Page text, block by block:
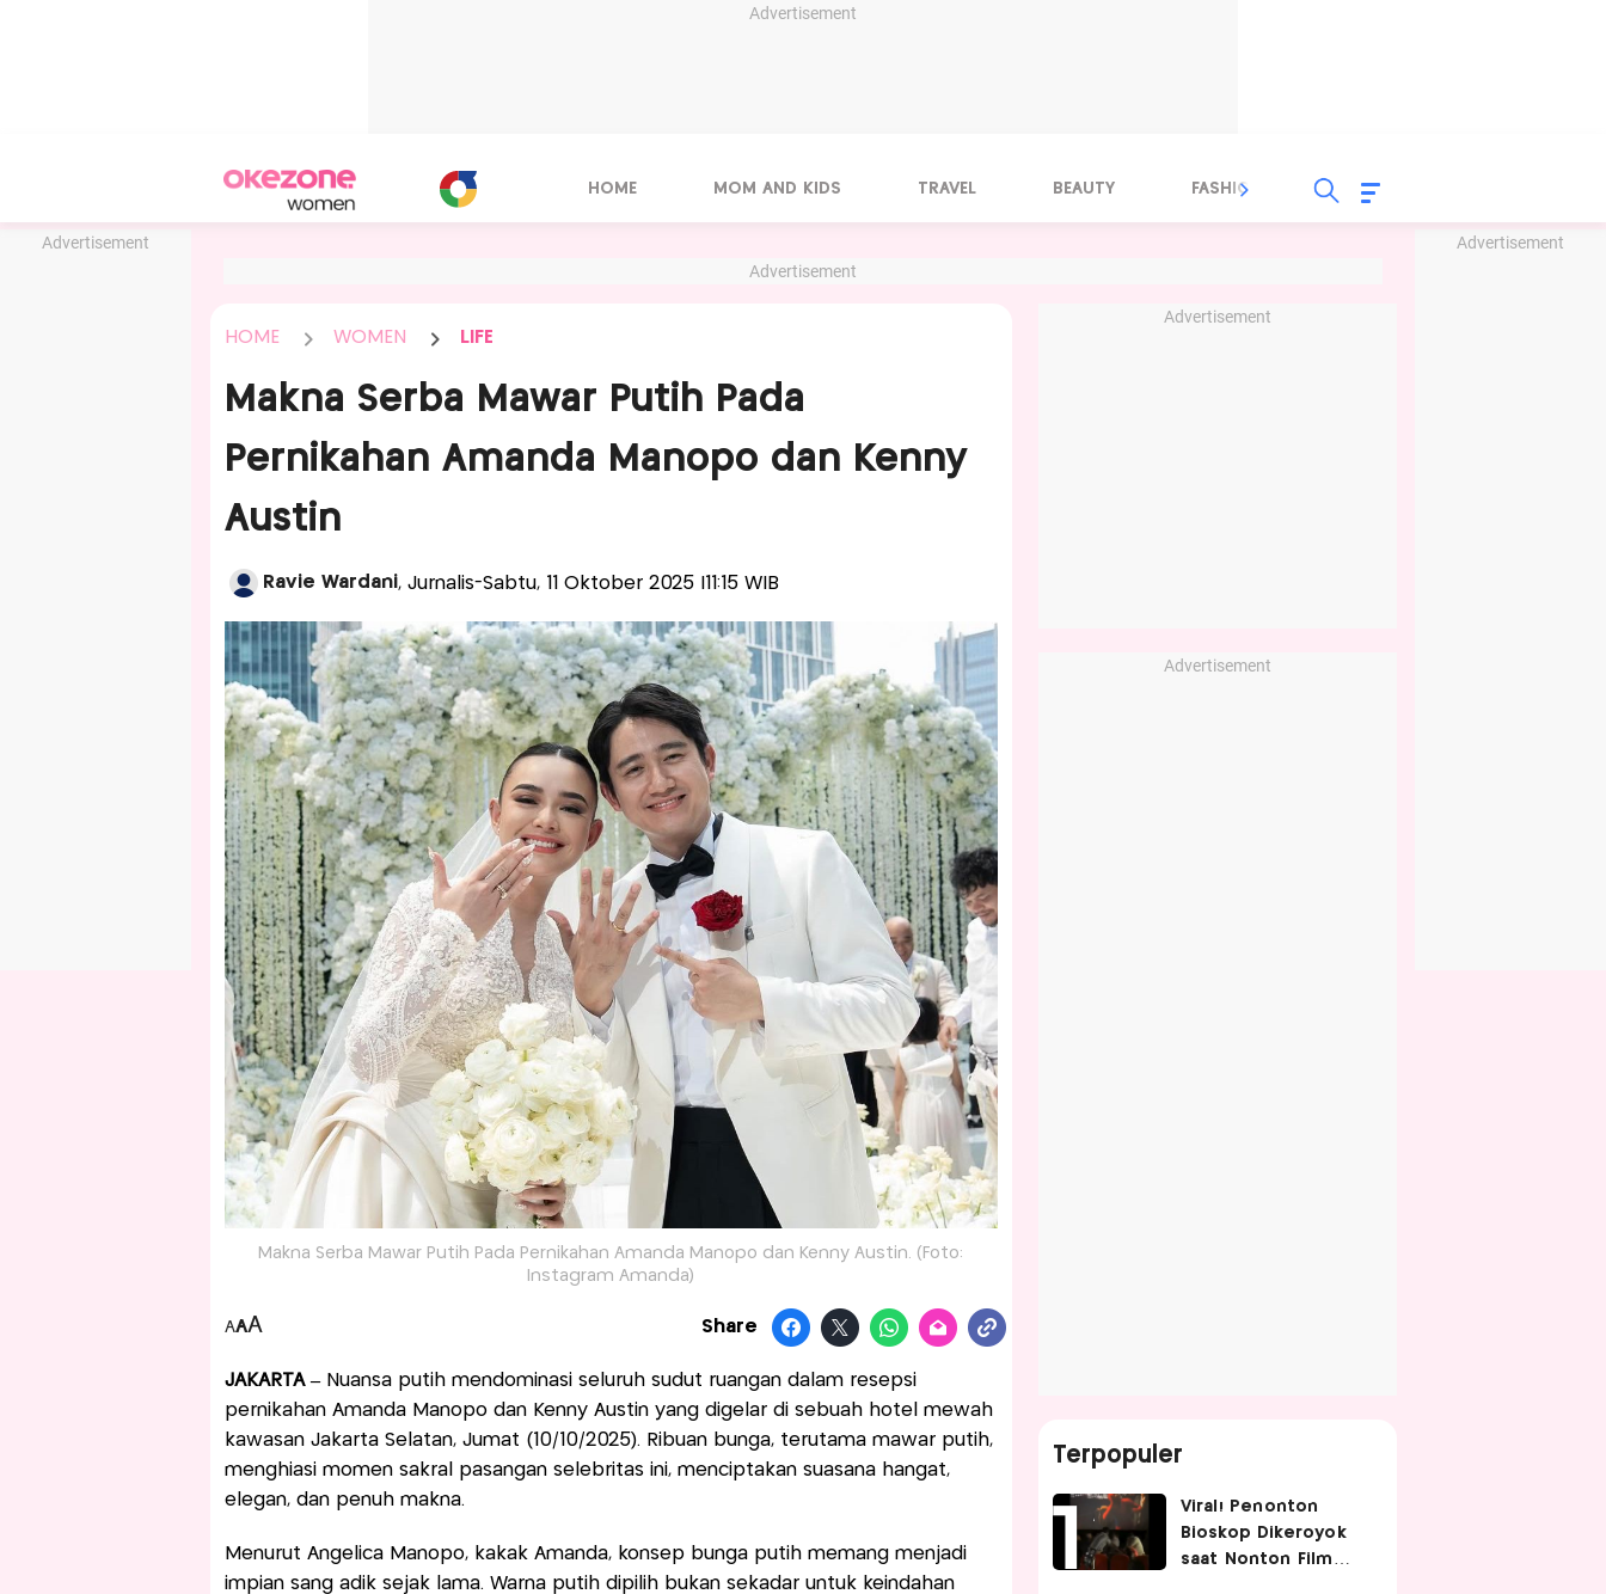
Advertisement
Advertisement Advertisement
HOME MOM AND KIDS TRAVEL BEAUTY FASHION FOOD
Advertisement
HOME WOMEN LIFE
Makna Serba Mawar Putih Pada
Pernikahan Amanda Manopo dan Kenny
Austin
Ravie Wardani, Jurnalis-Sabtu, 11 Oktober 2025 |11:15 WIB
Makna Serba Mawar Putih Pada Pernikahan Amanda Manopo dan Kenny Austin. (Foto:
Instagram Amanda)
AAA Share
JAKARTA – Nuansa putih mendominasi seluruh sudut ruangan dalam resepsi
pernikahan Amanda Manopo dan Kenny Austin yang digelar di sebuah hotel mewah
kawasan Jakarta Selatan, Jumat (10/10/2025). Ribuan bunga, terutama mawar putih,
menghiasi momen sakral pasangan selebritas ini, menciptakan suasana hangat,
elegan, dan penuh makna.
Menurut Angelica Manopo, kakak Amanda, konsep bunga putih memang menjadi
impian sang adik sejak lama. Warna putih dipilih bukan sekadar untuk keindahan
Advertisement
Advertisement
Terpopuler
Viral! Penonton
Bioskop Dikeroyok
saat Nonton Film